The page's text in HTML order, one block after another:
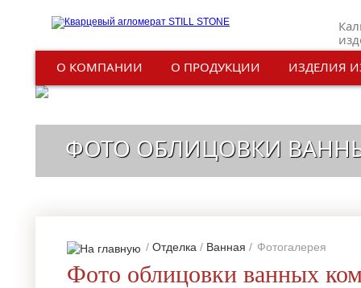
О КОМПАНИИ
О ПРОДУКЦИИ ИЗДЕЛИЯ
ФОТО ОБЛИЦОВКИ
/ Отделка / Ванная / Фотогалерея
Фото облицовки ванных